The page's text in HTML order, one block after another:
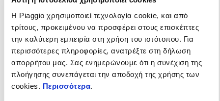
Η Piaggio χρησιμοποιεί τεχνολογία cookie, και από
τρίτους, προκειμένου να προσφέρει στους επισκέπτες
την καλύτερη εμπειρία στη χρήση του ιστότοπου. Για
περισσότερες πληροφορίες, ανατρέξτε στη δήλωση
απορρήτου μας. Σας ενημερώνουμε ότι η συνέχιση της
πλοήγησης συνεπάγεται την αποδοχή της χρήσης των
cookies. Περισσότερα